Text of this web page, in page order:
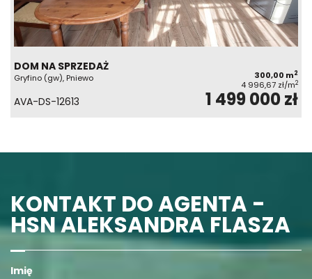
DOM NA SPRZEDAŻ
Gryfino (gw), Pniewo 300,00 m2
4 996,67 zł/m2
AVA-DS-12613 1 499 000 zł
KONTAKT DO AGENTA -
HSN ALEKSANDRA FLASZA
Imię